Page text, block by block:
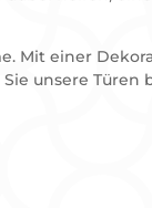
Mit einer
unsere Türen